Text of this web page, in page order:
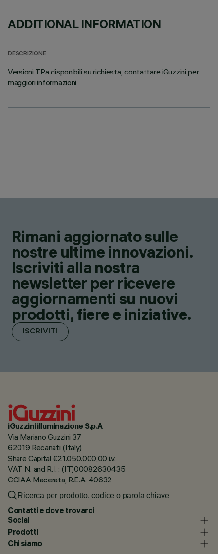
ADDITIONAL INFORMATION
DESCRIZIONE
Versioni TPa disponibili su richiesta, contattare iGuzzini per
maggiori informazioni
Rimani aggiornato sulle
nostre ultime innovazioni.
Iscriviti alla nostra
newsletter per ricevere
aggiornamenti su nuovi
prodotti, fiere e iniziative.
ISCRIVITI
iGuzzini illuminazione S.p.A
Via Mariano Guzzini 37
62019 Recanati (Italy)
Share Capital €21.050.000,00 i.v.
VAT N. and R.I. : (IT)00082630435
CCIAA Macerata, R.E.A. 40632
Contatti e dove trovarci
Social
Prodotti
Chi siamo